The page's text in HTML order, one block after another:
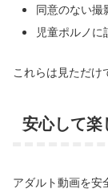
同意のない撮
児童ポルノに
これらは見ただけ
安心して楽
アダルト動画を安